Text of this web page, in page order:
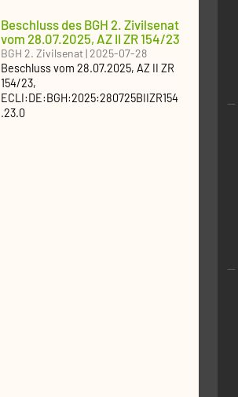
Beschluss des BGH 2. Zivilsenat
vom 28.07.2025, AZ II ZR 154/23
BGH 2. Zivilsenat|2025-07-28
Beschlussvom 28.07.2025, AZ II ZR
154/23,
ECLI:DE:BGH:2025:280725BIIZR154
.23.0